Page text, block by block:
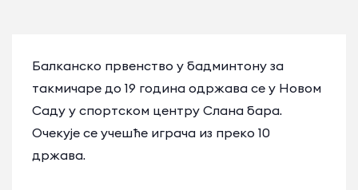
Балканско првенство у бадминтону за
такмичаре до 19 година одржава се у Новом
Саду у спортском центру Слана бара.
Очекује се учешће играча из преко 10
држава.